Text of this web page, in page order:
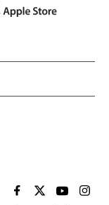
EL PAÍS BRASIL EN
EL PAÍSEL PAÍS
EL